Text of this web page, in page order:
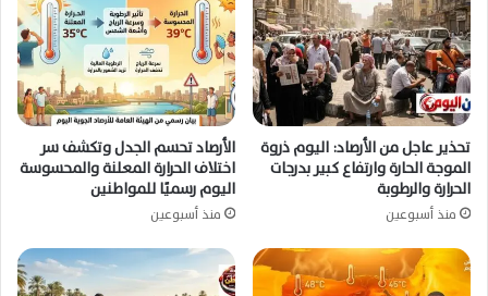
تحذير عاجل من الأرصاد: اليوم ذروة
الموجة الحارة وارتفاع كبير بدرجات
الحرارة والرطوبة
منذ أسبوعين
الأرصاد تحسم الجدل وتكشف سر
اختلاف الحرارة المعلنة والمحسوسة
اليوم رسميًا للمواطنين
منذ أسبوعين